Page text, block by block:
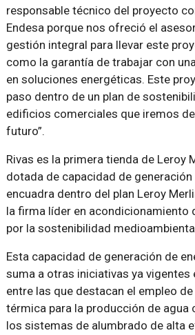
responsable técnico del proyecto
Endesa porque nos ofreció el
gestión integral para llevar este
como la garantía de trabajar con
en soluciones energéticas. Este
paso dentro de un plan de
edificios comerciales que iremos
futuro”.
Rivas es la primera tienda de Leroy
dotada de capacidad de
encuadra dentro del plan Leroy
la firma líder en acondicionamiento
por la sostenibilidad
Esta capacidad de generación de
suma a otras iniciativas ya vigentes
entre las que destacan el empleo
térmica para la producción de agua
los sistemas de alumbrado de alta